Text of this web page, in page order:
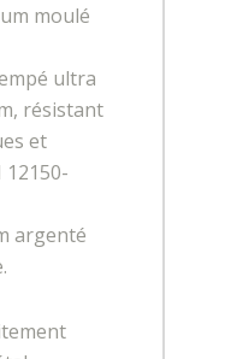
moulé
ultra
résistant
et
12150-
argenté